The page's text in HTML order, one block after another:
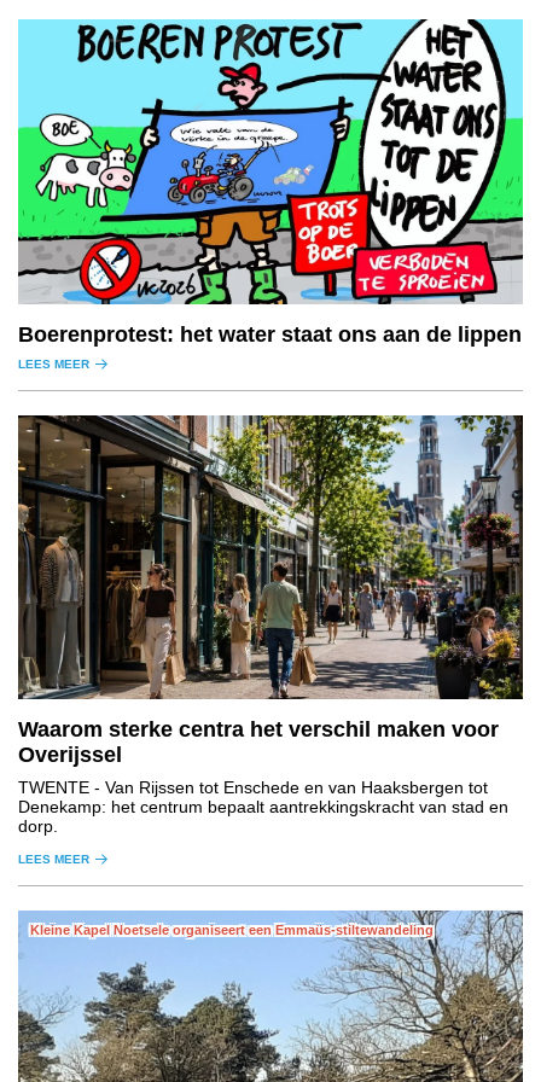
Boerenprotest: het water staat ons aan de lippen
LEES MEER
Waarom sterke centra het verschil maken voor
Overijssel
TWENTE - Van Rijssen tot Enschede en van Haaksbergen tot
Denekamp: het centrum bepaalt aantrekkingskracht van stad en
dorp.
LEES MEER
Kleine Kapel Noetsele organiseert een Emmaüs-stiltewandeling